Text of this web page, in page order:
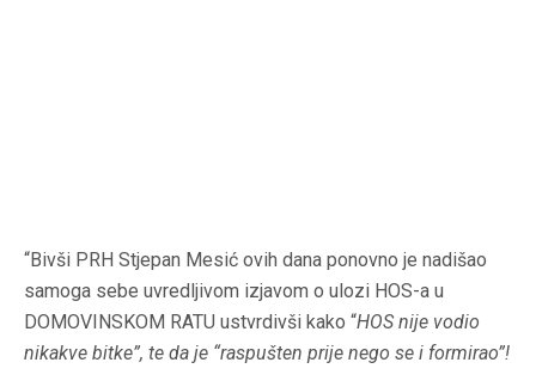
“Bivši PRH Stjepan Mesić ovih dana ponovno je nadišao
samoga sebe uvredljivom izjavom o ulozi HOS-a u
DOMOVINSKOM RATU ustvrdivši kako “HOS nije vodio
nikakve bitke”, te da je “raspušten prije nego se i formirao”!